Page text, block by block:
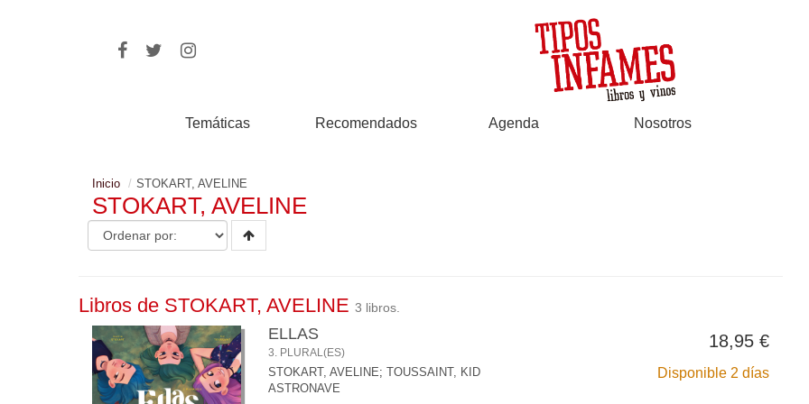
Temáticas Recomendados Agenda Nosotros
Inicio STOKART, AVELINE
STOKART, AVELINE
Libros de STOKART, AVELINE 3 libros.
ELLAS
3. PLURAL(ES)
STOKART, AVELINE; TOUSSAINT, KID
ASTRONAVE
18,95 €
Disponible 2 días